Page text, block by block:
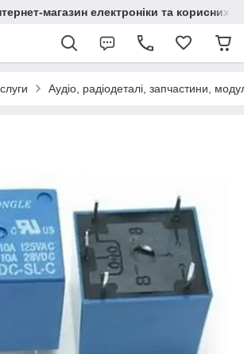
магазин електроніки та корисних
Аудіо, радіодеталі, запчастини,